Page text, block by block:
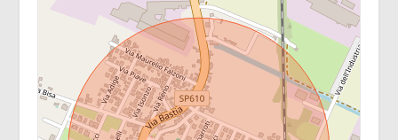
Giardino: Privato
Cucina: A vista
Box: Singolo
Arredato: Parzialmente arredato